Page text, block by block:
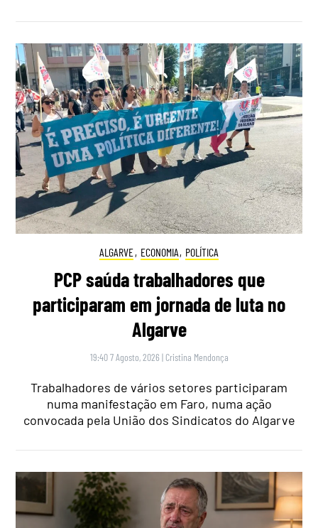
ALGARVE, ECONOMIA, POLÍTICA
PCP saúda trabalhadores que
participaram em jornada de luta no
Algarve
19:40 7 Agosto, 2026 | Cristina Mendonça
Trabalhadores de vários setores participaram
numa manifestação em Faro, numa ação
convocada pela União dos Sindicatos do Algarve